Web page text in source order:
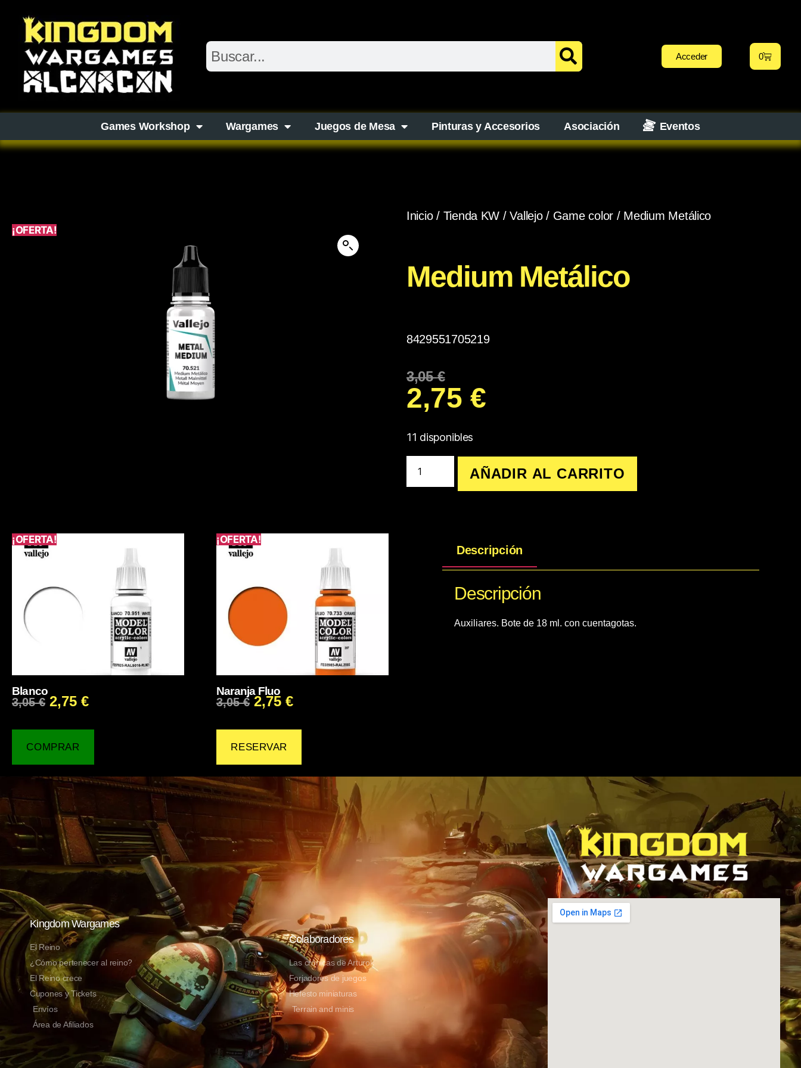
Acceder 0
Games Workshop Wargames Juegos de Mesa Pinturas y Accesorios Asociación Eventos
¡OFERTA!
Inicio/ Tienda KW /Vallejo/ Game color / Medium Metálico
Medium Metálico
8429551705219
3,05€
2,75 €
11 disponibles
AÑADIR AL CARRITO
¡OFERTA!
Blanco
3,05€ 2,75 €
COMPRAR
¡OFERTA!
Naranja Fluo
3,05€ 2,75 €
RESERVAR
Descripción
Descripción
Auxiliares. Bote de 18 ml. con cuentagotas.
Kingdom Wargames
El Reino
¿Cómo pertenecer al reino?
El Reino crece
Cupones y Tickets
Envíos
Área de Afiliados
Colaboradores
Las crónicas de Arturok
Forjadores de juegos
Hefesto miniaturas
Terrain and minis